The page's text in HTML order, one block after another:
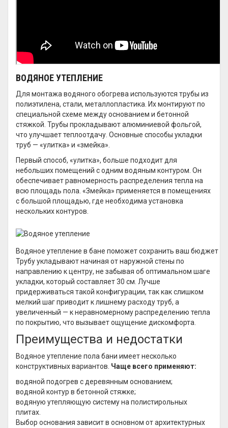
ВОДЯНОЕ УТЕПЛЕНИЕ
Для монтажа водяного обогрева используются трубы из
полиэтилена, стали, металлопластика. Их монтируют по
специальной схеме между основанием и бетонной
стяжкой. Трубы прокладывают алюминиевой фольгой,
что улучшает теплоотдачу. Основные способы укладки
труб — «улитка» и «змейка».
Первый способ, «улитка», больше подходит для
небольших помещений с одним водяным контуром. Он
обеспечивает равномерность распределения тепла на
всю площадь пола. «Змейка» применяется в помещениях
с большой площадью, где необходима установка
нескольких контуров.
Водяное утепление в бане поможет сохранить ваш бюджет
Трубу укладывают начиная от наружной стены по
направлению к центру, не забывая об оптимальном шаге
укладки, который составляет 30 см. Лучше
придерживаться такой конфигурации, так как слишком
мелкий шаг приводит к лишнему расходу труб, а
увеличенный — к неравномерному распределению тепла
по покрытию, что вызывает ощущение дискомфорта.
Преимущества и недостатки
Водяное утепление пола бани имеет несколько
конструктивных вариантов. Чаще всего применяют:
водяной подогрев с деревянным основанием;
водяной контур в бетонной стяжке;
водяную утепляющую систему на полистирольных
плитах.
Выбор основания зависит в основном от архитектурных